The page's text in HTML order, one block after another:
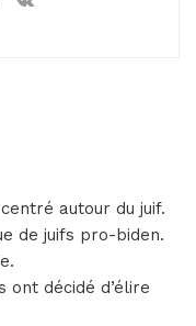
autour du juif.
de juifs pro-biden.
ont décidé d’élire